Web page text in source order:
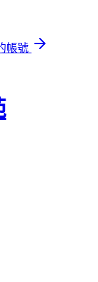
帳號